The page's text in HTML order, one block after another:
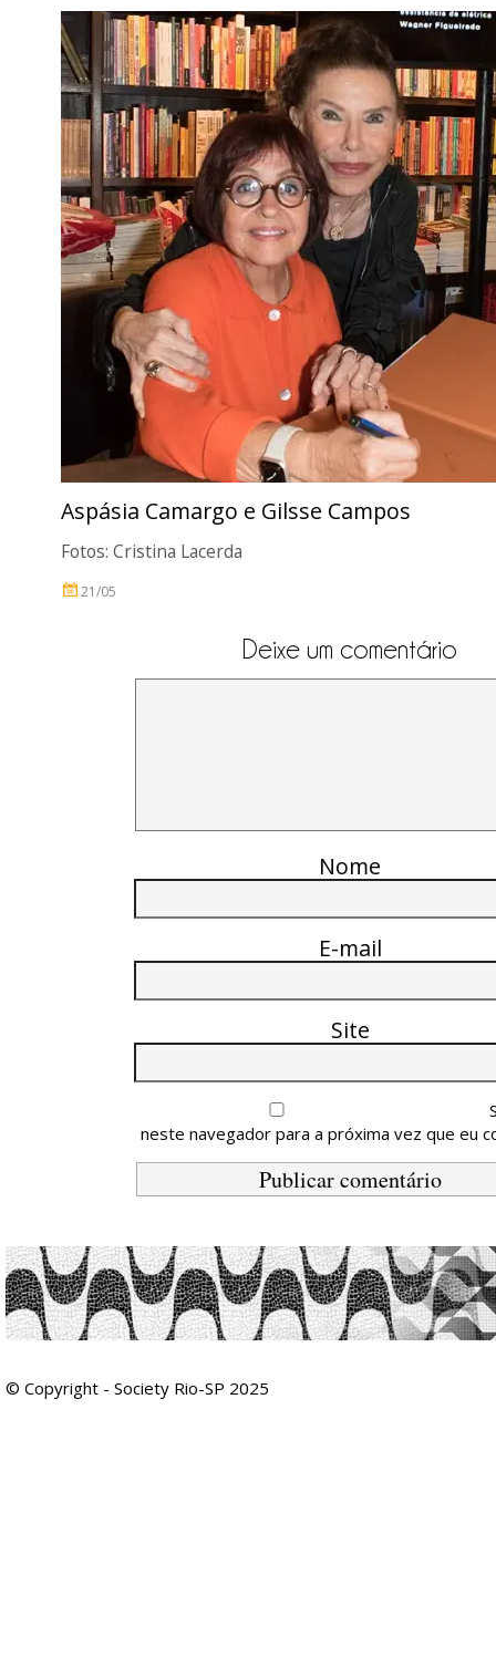
Aspásia Camargo e Gilsse Campos
Fotos: Cristina Lacerda
21/05
Deixe um comentário
Nome
E-mail
Site
neste navegador para a próxima vez que eu
© Copyright - Society Rio-SP 2025